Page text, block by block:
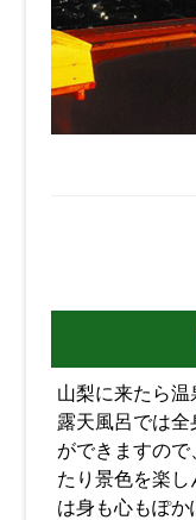
山梨に来たら
露天風呂では全
ができますの
たり景色を楽
は身も心もぽか